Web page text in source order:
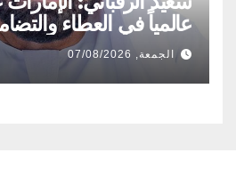
عالمياً في العطاء
الجمعة, 07/08/2026